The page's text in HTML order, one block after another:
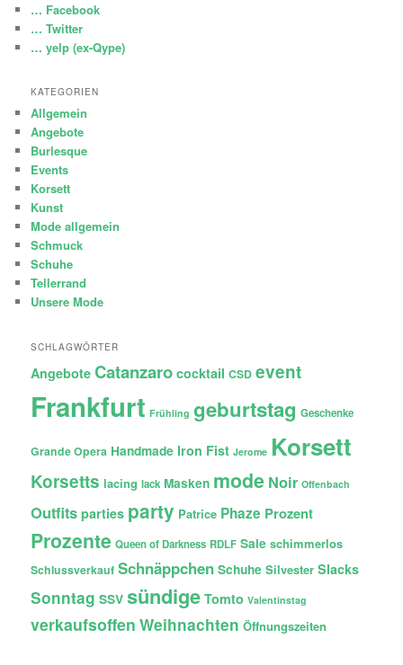
… Facebook
… Twitter
… yelp (ex-Qype)
KATEGORIEN
Allgemein
Angebote
Burlesque
Events
Korsett
Kunst
Mode allgemein
Schmuck
Schuhe
Tellerrand
Unsere Mode
SCHLAGWÖRTER
Angebote Catanzaro cocktail CSD event
Frankfurt Frühling geburtstag Geschenke
Grande Opera Handmade Iron Fist Jerome Korsett
Korsetts lacing lack Masken mode Noir Offenbach
Outfits parties party Patrice Phaze Prozent
Prozente Queen of Darkness RDLF Sale schimmerlos
Schlussverkauf Schnäppchen Schuhe Silvester Slacks
Sonntag SSV sündige Tomto Valentinstag
verkaufsoffen Weihnachten Öffnungszeiten